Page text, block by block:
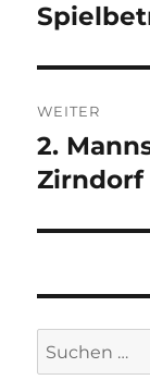
Vorheriger
WEITER
Nächster
Beitrag:
2.
Zirndorf
Suchen
nach: